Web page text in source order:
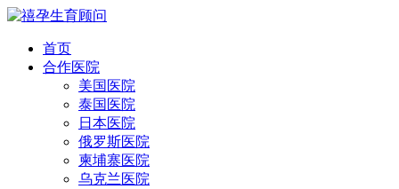
首页
合作医院
美国医院
泰国医院
日本医院
俄罗斯医院
柬埔寨医院
乌克兰医院